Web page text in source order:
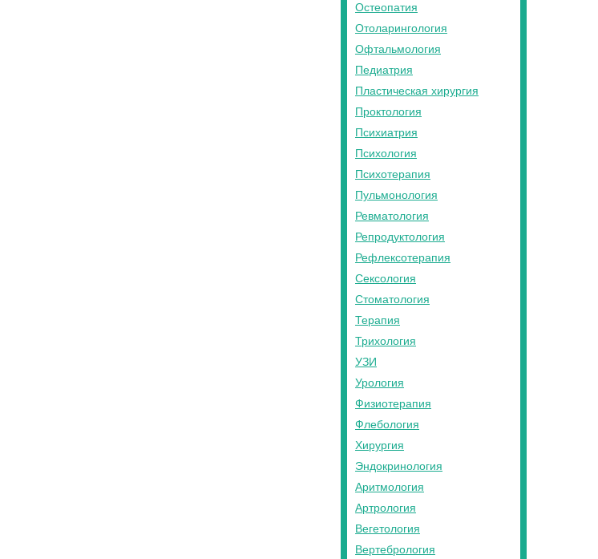
Остеопатия
Отоларингология
Офтальмология
Педиатрия
Пластическая хирургия
Проктология
Психиатрия
Психология
Психотерапия
Пульмонология
Ревматология
Репродуктология
Рефлексотерапия
Сексология
Стоматология
Терапия
Трихология
УЗИ
Урология
Физиотерапия
Флебология
Хирургия
Эндокринология
Аритмология
Артрология
Вегетология
Вертебрология